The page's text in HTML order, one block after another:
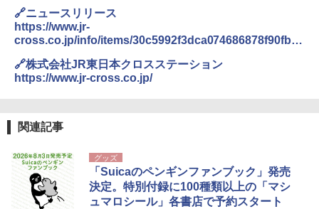
🔗ニュースリリース
https://www.jr-
cross.co.jp/info/items/30c5992f3dca074686878f90fb9
🔗株式会社JR東日本クロスステーション
https://www.jr-cross.co.jp/
関連記事
グッズ
「Suicaのペンギンファンブック」発売
決定。特別付録に100種類以上の「マシ
ュマロシール」各書店で予約スタート